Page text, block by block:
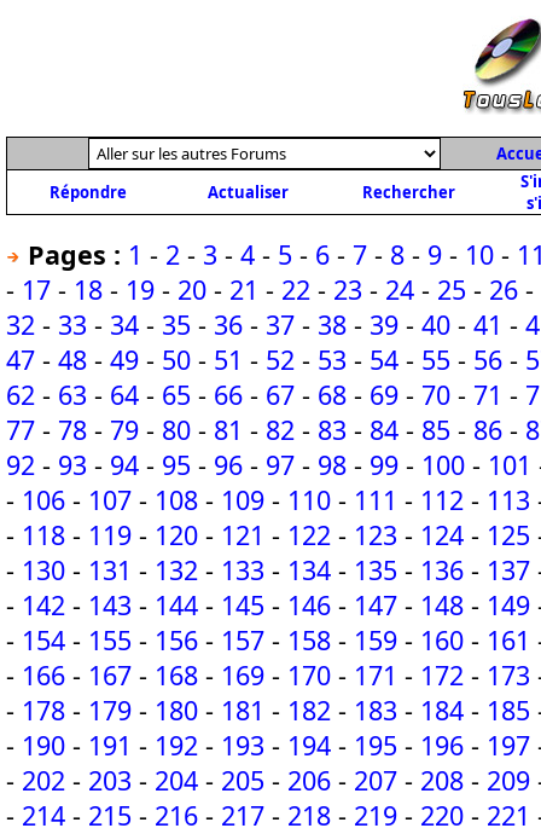
Répondre
Actualiser Rechercher
Pages : 1 - 2 - 3 - 4 - 5 - 6 - 7 - 8 - 9 - 10 -
- 17 - 18 - 19 - 20 - 21 - 22 - 23 - 24 - 25 - 26 -
32 - 33 - 34 - 35 - 36 - 37 - 38 - 39 - 40 - 41 -
47 - 48 - 49 - 50 - 51 - 52 - 53 - 54 - 55 - 56 -
62 - 63 - 64 - 65 - 66 - 67 - 68 - 69 - 70 - 71 -
77 - 78 - 79 - 80 - 81 - 82 - 83 - 84 - 85 - 86 -
92 - 93 - 94 - 95 - 96 - 97 - 98 - 99 - 100 - 101
- 106 - 107 - 108 - 109 - 110 - 111 - 112 - 113
- 118 - 119 - 120 - 121 - 122 - 123 - 124 - 125
- 130 - 131 - 132 - 133 - 134 - 135 - 136 - 137
- 142 - 143 - 144 - 145 - 146 - 147 - 148 - 149
- 154 - 155 - 156 - 157 - 158 - 159 - 160 - 161
- 166 - 167 - 168 - 169 - 170 - 171 - 172 - 173
- 178 - 179 - 180 - 181 - 182 - 183 - 184 - 185
- 190 - 191 - 192 - 193 - 194 - 195 - 196 - 197
- 202 - 203 - 204 - 205 - 206 - 207 - 208 - 209
- 214 - 215 - 216 - 217 - 218 - 219 - 220 - 221